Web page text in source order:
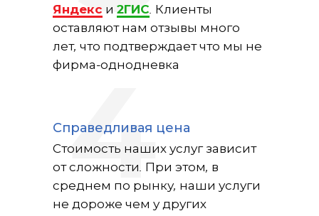
Яндекс и 2ГИС . Клиенты
оставляют нам отзывы много
лет, что подтверждает что мы не
фирма-однодневка
4
Справедливая цена
Стоимость наших услуг зависит
от сложности. При этом, в
среднем по рынку, наши услуги
не дороже чем у других